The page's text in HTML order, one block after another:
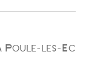
Poule-les-Ec